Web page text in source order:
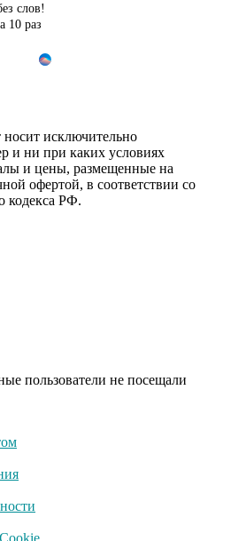
слов!
10 раз
i
вы
долго
это
на
когда
исключительно
и ни при каких условиях
и цены, размещенные на
офертой, в соответствии со
кодекса РФ.
пользователи не посещали